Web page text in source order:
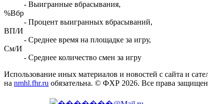
- Выигранные вбрасывания,
%Вбр
- Процент выигранных вбрасываний,
ВП/И
- Среднее время на площадке за игру,
См/И
- Среднее количество смен за игру
Использование иных материалов и новостей с сайта и
на nmhl.fhr.ru обязательна. © ФХР 2026. Все права